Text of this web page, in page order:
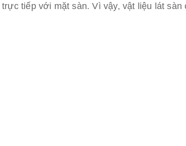
tiếp với mặt sàn. Vì vậy, vật liệu lát sàn